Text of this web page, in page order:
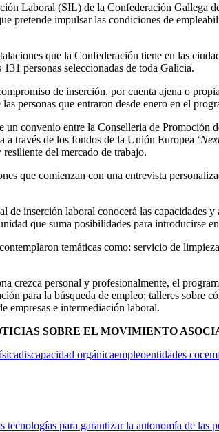
Laboral (SIL) de la Confederación Gallega
pretende impulsar las condiciones de
que la Confederación tiene en las
personas seleccionadas de toda Galicia.
de inserción, por cuenta ajena o
personas que entraron desde enero en el
un convenio entre la Conselleria de
a través de los fondos de la Unión Europea ‘
del mercado de trabajo.
que comienzan con una entrevista
de inserción laboral conocerá las capacidades
que suma posibilidades para introducirse
temáticas como: servicio de
crezca personal y profesionalmente, el
para la búsqueda de empleo; talleres sobre
empresas e intermediación laboral.
SOBRE EL MOVIMIENTO
discapacidad orgánicaempleoentidades
para garantizar la autonomía de las